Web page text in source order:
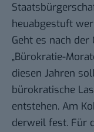
heuabgestuft
Geht es nach
„Bürokratie-
diesen Jahren
bürokratische
entstehen. Am
derweil fest. Für